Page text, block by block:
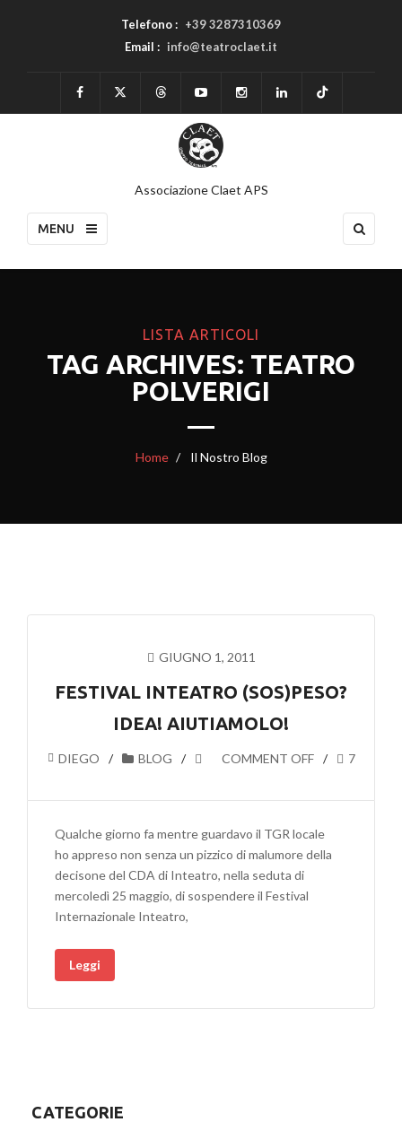
Telefono : +39 3287310369
Email : info@teatroclaet.it
Associazione Claet APS
MENU
LISTA ARTICOLI
TAG ARCHIVES: TEATRO
POLVERIGI
Home Il Nostro Blog
GIUGNO 1, 2011
FESTIVAL INTEATRO (SOS)PESO?
IDEA! AIUTIAMOLO!
DIEGO BLOG COMMENT OFF 7
Qualche giorno fa mentre guardavo il TGR locale
ho appreso non senza un pizzico di malumore della
decisone del CDA di Inteatro, nella seduta di
mercoledì 25 maggio, di sospendere il Festival
Internazionale Inteatro,
Leggi
CATEGORIE